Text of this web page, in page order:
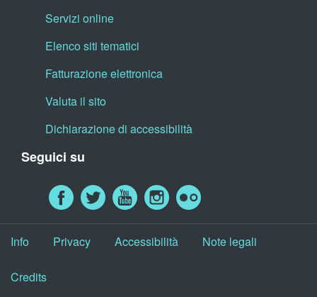
Servizi online
Elenco siti tematici
Fatturazione elettronica
Valuta il sito
Dichiarazione di accessibilità
Seguici su
Info Privacy Accessibilità Note legali
Credits